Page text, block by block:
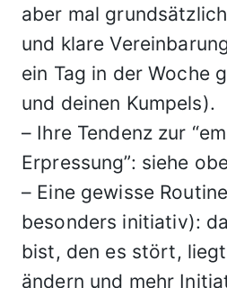
aber mal
und klare
ein Tag in der Woche
und deinen Kumpels).
– Ihre Tendenz zur
Erpressung”: siehe
– Eine gewisse
besonders initiativ):
bist, den es stört,
ändern und mehr